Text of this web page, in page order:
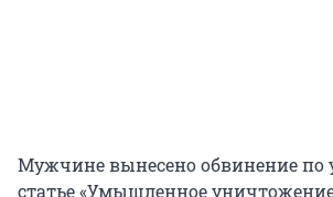
Мужчине вынесено обвинение по
статье «Умышленное